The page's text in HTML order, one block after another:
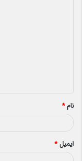
*
نام*
ایمیل*